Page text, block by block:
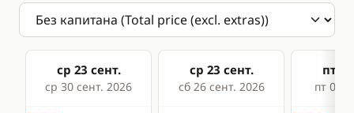
ср 23 сент.
ср 30 сент. 2026
ср 23 сент.
сб 26 сент. 2026
пт
пт 02